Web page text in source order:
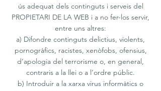
ús adequat dels continguts i serveis del
PROPIETARI DE LA WEB i a no fer-los servir,
entre uns altres:
a) Difondre continguts delictius, violents,
pornogràfics, racistes, xenòfobs, ofensius,
d’apologia del terrorisme o, en general,
contraris a la llei o a l’ordre públic.
b) Introduir a la xarxa virus informàtics o